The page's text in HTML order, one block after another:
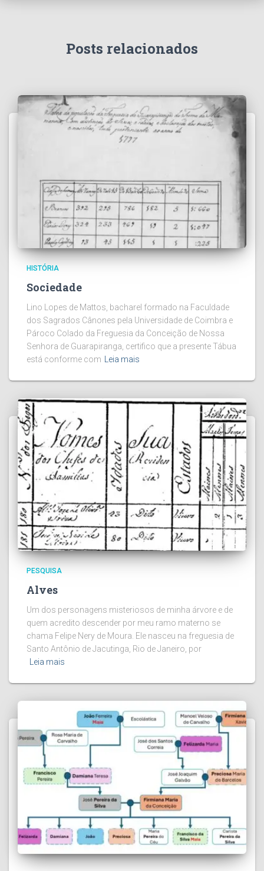
Posts relacionados
HISTÓRIA
Sociedade
Lino Lopes de Mattos, bacharel formado na Faculdade
dos Sagrados Cânones pela Universidade de Coimbra e
Pároco Colado da Freguesia da Conceição de Nossa
Senhora de Guarapiranga, certifico que a presente Tábua
está conforme com
Leia mais
PESQUISA
Alves
Um dos personagens misteriosos de minha árvore e de
quem acredito descender por meu ramo materno se
chama Felipe Nery de Moura. Ele nasceu na freguesia de
Santo Antônio de Jacutinga, Rio de Janeiro, por
Leia mais